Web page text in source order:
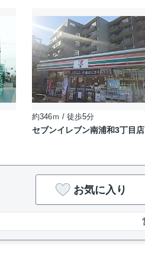
約346ｍ / 徒歩5分
セブンイレブン南浦和3丁目店
お気に入り